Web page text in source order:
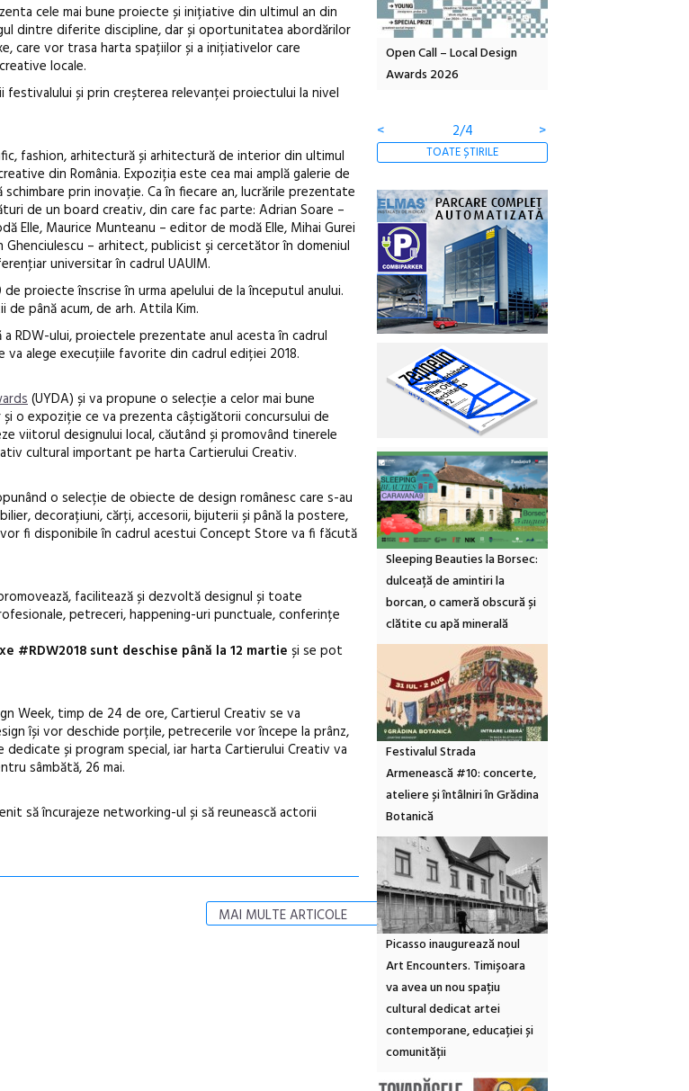
cele mai bune proiecte și inițiative din ultimul an din
dintre diferite discipline, dar și oportunitatea abordărilor
care vor trasa harta spațiilor și a inițiativelor care
locale.
și prin creșterea relevanței proiectului la nivel
fashion, arhitectură și arhitectură de interior din ultimul
din România. Expoziția este cea mai amplă galerie de
prin inovație. Ca în fiecare an, lucrările prezentate
de un board creativ, din care fac parte: Adrian Soare –
Elle, Maurice Munteanu – editor de modă Elle, Mihai Gurei
– arhitect, publicist şi cercetător în domeniul
universitar în cadrul UAUIM.
proiecte înscrise în urma apelului de la începutul anului.
până acum, de arh. Attila Kim.
RDW-ului, proiectele prezentate anul acesta în cadrul
alege execuțiile favorite din cadrul ediției 2018.
(UYDA) și va propune o selecție a celor mai bune
o expoziție ce va prezenta câștigătorii concursului de
viitorul designului local, căutând și promovând tinerele
cultural important pe harta Cartierului Creativ.
o selecție de obiecte de design românesc care s-au
decorațiuni, cărți, accesorii, bijuterii și până la postere,
fi disponibile în cadrul acestui Concept Store va fi făcută
facilitează și dezvoltă designul și toate
petreceri, happening-uri punctuale, conferințe
sunt deschise până la 12 martie și se pot
Week, timp de 24 de ore, Cartierul Creativ se va
își vor deschide porțile, petrecerile vor începe la prânz,
și program special, iar harta Cartierului Creativ va
sâmbătă, 26 mai.
să încurajeze networking-ul și să reunească actorii
MAI MULTE ARTICOLE
În curând: POELANDA – parc
Open Call – Local Design
Awards 2026
<
2/4 >
TOATE ȘTIRILE
Sleeping Beauties la Borsec:
dulceață de amintiri la
borcan, o cameră obscură și
clătite cu apă minerală
Festivalul Strada
Armenească #10: concerte,
ateliere și întâlniri în Grădina
Botanică
Picasso inaugurează noul
Art Encounters. Timișoara
va avea un nou spațiu
cultural dedicat artei
contemporane, educației și
comunității